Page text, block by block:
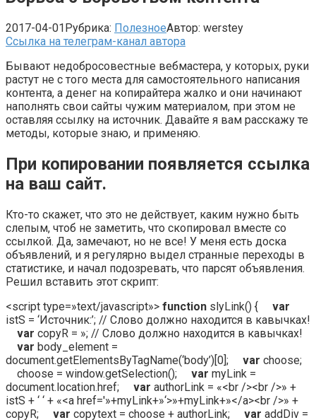
2017-04-01Рубрика: ПолезноеАвтор: werstey
Ссылка на телеграм-канал автора
Бывают недобросовестные вебмастера, у которых, руки
растут не с того места для самостоятельного написания
контента, а денег на копирайтера жалко и они начинают
наполнять свои сайты чужим материалом, при этом не
оставляя ссылку на источник. Давайте я вам расскажу те
методы, которые знаю, и применяю.
При копировании появляется ссылка
на ваш сайт.
Кто-то скажет, что это не действует, каким нужно быть
слепым, чтоб не заметить, что скопировал вместе со
ссылкой. Да, замечают, но не все! У меня есть доска
объявлений, и я регулярно выдел странные переходы в
статистике, и начал подозревать, что парсят объявления.
Решил вставить этот скрипт:
<script type=»text/javascript»> function slyLink() { var
istS = ‘Источник:’; // Слово должно находится в кавычках!
var copyR = »; // Слово должно находится в кавычках!
var body_element =
document.getElementsByTagName(‘body’)[0]; var choose;
choose = window.getSelection(); var myLink =
document.location.href; var authorLink = «<br /><br />» +
istS + ‘ ‘ + «<a href='»+myLink+»‘>»+myLink+»</a><br />» +
copyR; var copytext = choose + authorLink; var addDiv =